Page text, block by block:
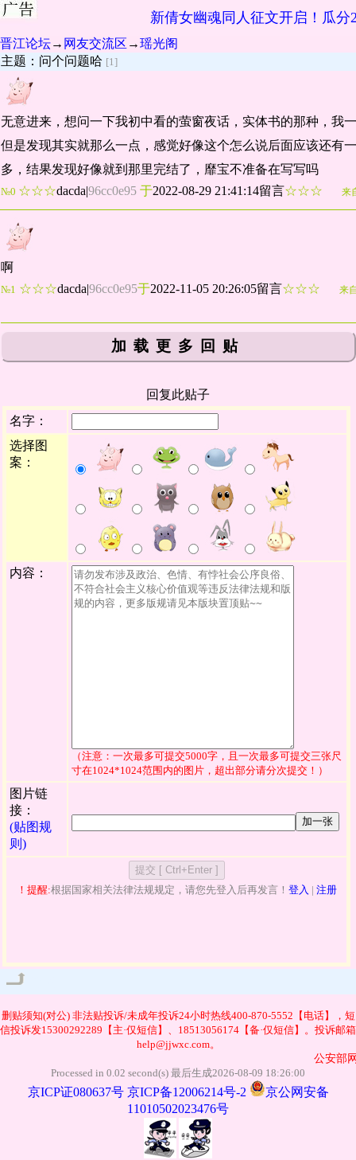
新倩女幽魂同人征文开启！瓜分
晋江论坛→ 网友交流区 →瑶光阁
主题：问个问题哈 [1]
无意进来，想问一下我初中看的萤窗夜话，实体书的那种，我
但是发现其实就那么一点，感觉好像这个怎么说后面应该还有
多，结果发现好像就到那里完结了，靡宝不准备在写写吗
№0 ☆☆☆dacda|96cc0e95 于2022-08-29 21:41:14留言☆☆☆ 来
啊
№1 ☆☆☆dacda|96cc0e95于2022-11-05 20:26:05留言☆☆☆ 来
加载更多回贴
回复此贴子
名字：
选择图
案：
内容：
（注意：一次最多可提交5000字，且一次最多可提交三张尺
寸在1024*1024范围内的图片，超出部分请分次提交！）
图片链
接：
(贴图规
则)
加一张
！提醒:根据国家相关法律法规规定，请您先登入后再发言！ 登入 | 注册
删贴须知(对公)非法贴投诉/未成年投诉24小时热线400-870-5552【电话】，短
信投诉发15300292289【主·仅短信】、18513056174【备·仅短信】。投诉邮箱
help@jjwxc.com。
公安部
Processed in 0.02 second(s) 最后生成2026-08-09 18:26:00
京ICP证080637号 京ICP备12006214号-2
京公网安备
11010502023476号